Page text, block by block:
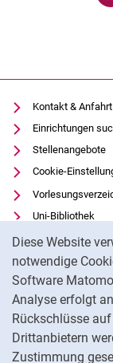
Diese Website
notwendige
Software
Analyse erfolgt
Rückschlüsse
Drittanbietern
Zustimmung
Kontakt & Anfahrt
Einrichtungen
Stellenangebote
Cookie-
Uni-Bibliothek
Moodle
Panopto
Datenschutz
Barrierefreiheit
Transparenter
Impressum